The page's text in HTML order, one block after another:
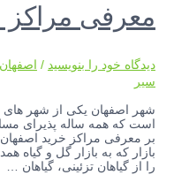
معرفی مراکز
دیدگاه‌ خود را بنویسید / اصفهان
سیر
شهر اصفهان یکی از شهر های
است که همه ساله پذیرای
بر معرفی مراکز خرید اصفهان
بازار که به بازار گل و گیاه
را از گیاهان تزئینی، گیاهان …